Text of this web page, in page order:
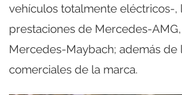
vehículos totalmente eléctricos-,
prestaciones de Mercedes-
Mercedes-Maybach; además de
comerciales de la marca.